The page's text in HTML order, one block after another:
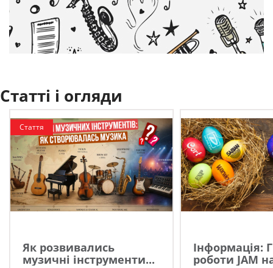
Статті і огляди
Стаття
Як розвивались
музичні інструменти...
Інформація:
роботи JAM